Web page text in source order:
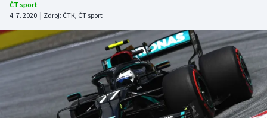
Atletika
Cyklistika
Americký fotbal
NEPŘEHLÉDNĚTE
ČT sport
4. 7. 2020 | Zdroj: ČTK, ČT sport